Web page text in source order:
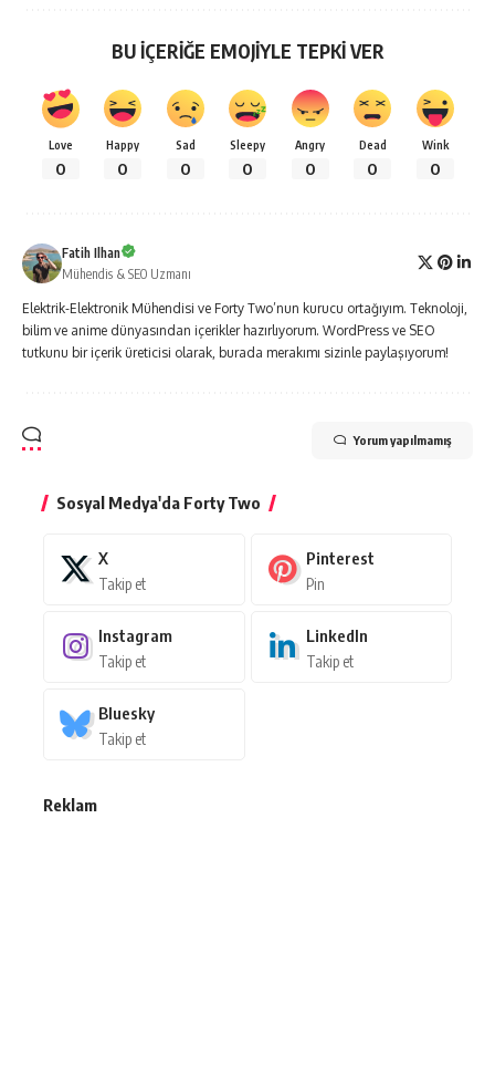
BU İÇERİĞE EMOJİYLE TEPKİ VER
Love
0
Happy
0
Sad
0
Sleepy
0
Angry
0
Dead
0
Wink
0
Fatih Ilhan
Mühendis & SEO Uzmanı
Elektrik-Elektronik Mühendisi ve Forty Two’nun kurucu ortağıyım. Teknoloji,
bilim ve anime dünyasından içerikler hazırlıyorum. WordPress ve SEO
tutkunu bir içerik üreticisi olarak, burada merakımı sizinle paylaşıyorum!
Yorum yapılmamış
Sosyal Medya'da Forty Two
X
Takip et
Pinterest
Pin
Instagram
Takip et
LinkedIn
Takip et
Bluesky
Takip et
Reklam